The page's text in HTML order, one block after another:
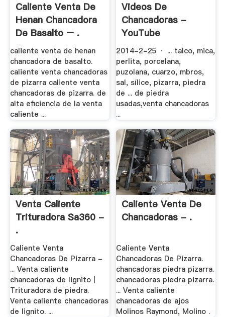
Caliente Venta De
Henan Chancadora
De Basalto – .
caliente venta de henan
chancadora de basalto.
caliente venta chancadoras
de pizarra caliente venta
chancadoras de pizarra. de
alta eficiencia de la venta
caliente ...
Videos De
Chancadoras -
YouTube
2014-2-25 · ... talco, mica,
perlita, porcelana,
puzolana, cuarzo, mbros,
sal, sílice, pizarra, piedra
de ... de piedra
usadas,venta chancadoras
...
Venta Caliente
Trituradora Sa360 -
.
Caliente Venta
Chancadoras De Pizarra -
... Venta caliente
chancadoras de lignito |
Trituradora de piedra.
Venta caliente chancadoras
de lignito. ...
Caliente Venta De
Chancadoras - .
Caliente Venta
Chancadoras De Pizarra.
chancadoras piedra pizarra.
chancadoras piedra pizarra.
... Venta caliente
chancadoras de ajos
Molinos Raymond, Molino .